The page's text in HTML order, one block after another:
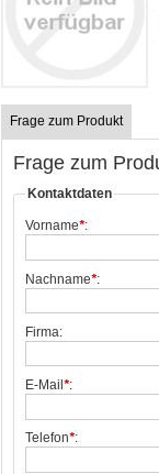
Frage zum Produkt
Frage zum
Kontaktdaten
Vorname*:
Nachname*:
Firma:
E-Mail *:
Telefon*: